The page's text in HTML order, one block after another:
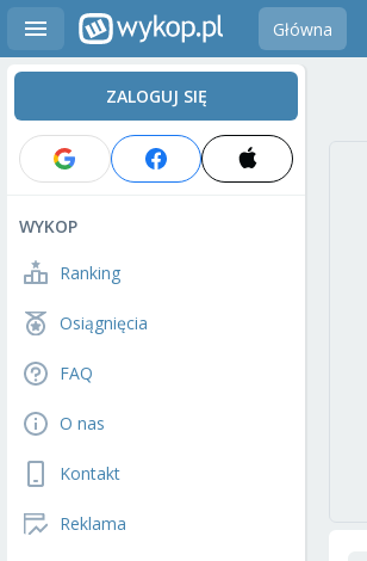
Główna
ZALOGUJ SIĘ
WYKOP
Ranking
Osiągnięcia
FAQ
O nas
Kontakt
Reklama